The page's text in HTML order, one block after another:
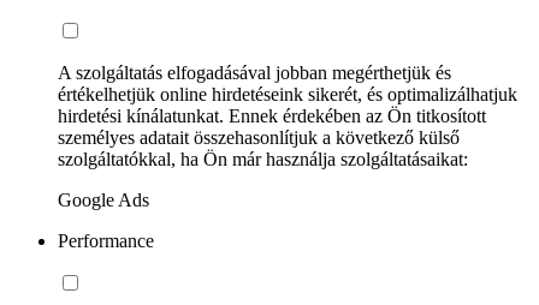
A szolgáltatás elfogadásával jobban megérthetjük és
értékelhetjük online hirdetéseink sikerét, és optimalizálhatjuk
hirdetési kínálatunkat. Ennek érdekében az Ön titkosított
személyes adatait összehasonlítjuk a következő külső
szolgáltatókkal, ha Ön már használja szolgáltatásaikat:
Google Ads
Performance